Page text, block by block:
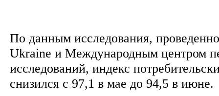
По данным исследования,
Ukraine и Международным центром
исследований, индекс
снизился с 97,1 в мае до 94,5 в июне.